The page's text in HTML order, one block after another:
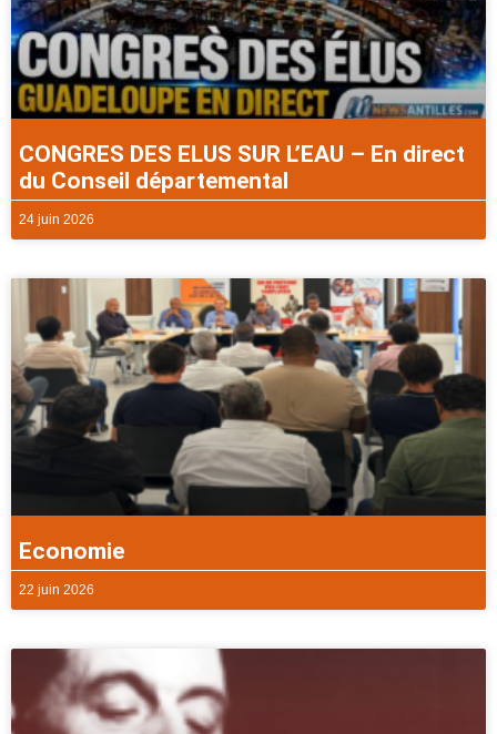
CONGRES DES ELUS SUR L’EAU – En direct
du Conseil départemental
24 juin 2026
Economie
22 juin 2026